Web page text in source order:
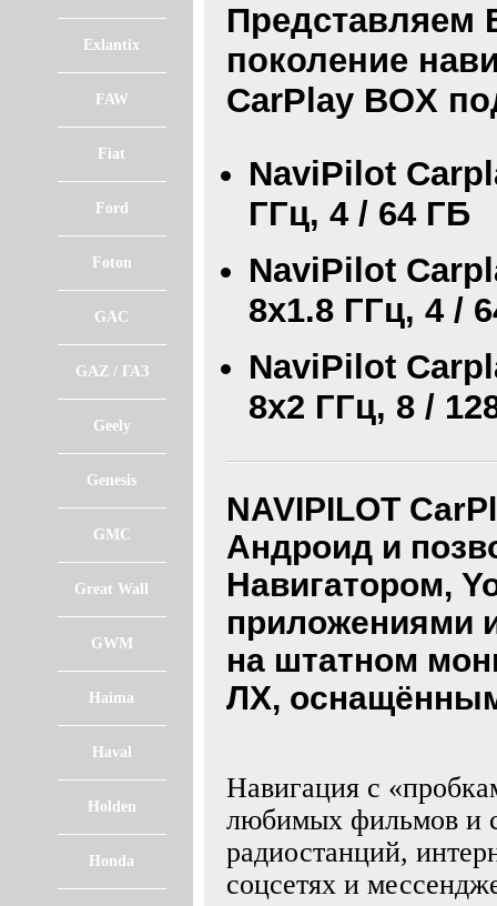
Exlantix
FAW
Fiat
Ford
Foton
GAC
GAZ / ГАЗ
Geely
Genesis
GMC
Great Wall
GWM
Haima
Haval
Holden
Honda
поколение
CarPlay BOX
NaviPilot
ГГц, 4 / 64 ГБ
NaviPilot
8x1.8 ГГц, 4 /
NaviPilot
8x2 ГГц, 8 /
NAVIPILOT
Андроид и
Навигатором,
приложениями
на штатном
ЛХ,
Навигация с
любимых фильмов и
радиостанций,
соцсетях и